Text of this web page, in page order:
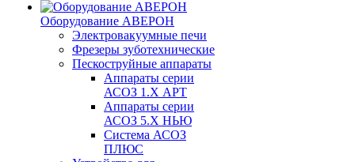
Оборудование АВЕРОН
Электровакуумные печи
Фрезеры зуботехнические
Пескоструйные аппараты
Аппараты серии
АСОЗ 1.Х АРТ
Аппараты серии
АСОЗ 5.Х НЬЮ
Система АСОЗ
ПЛЮС